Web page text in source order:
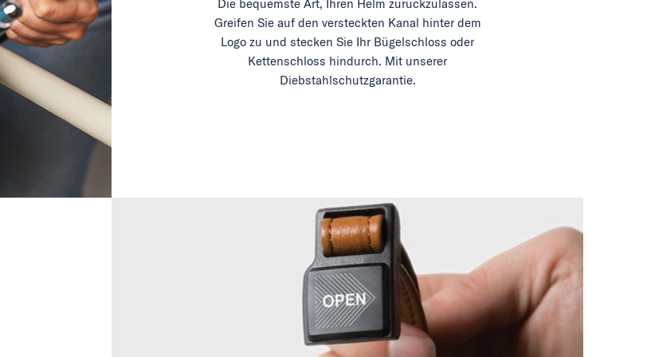
Die bequemste Art, Ihren Helm zurückzulassen.
Greifen Sie auf den versteckten Kanal hinter dem
Logo zu und stecken Sie Ihr Bügelschloss oder
Kettenschloss hindurch. Mit unserer
Diebstahlschutzgarantie.